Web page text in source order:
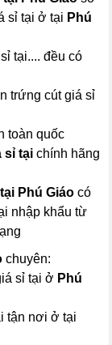
sỉ tại ở tại Phú
tại.... đều có
trứng cút giá sỉ
toàn quốc
sỉ tại chính hãng
Phú Giáo có
nhập khẩu từ
chuyên:
sỉ tại ở Phú
tận nơi ở tại